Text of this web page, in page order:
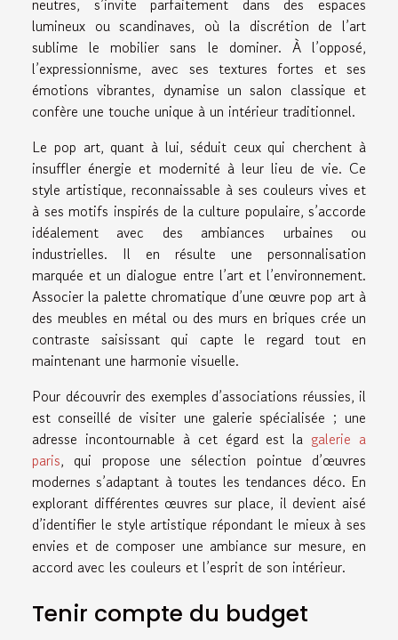
neutres, s’invite parfaitement dans des espaces
lumineux ou scandinaves, où la discrétion de l’art
sublime le mobilier sans le dominer. À l’opposé,
l’expressionnisme, avec ses textures fortes et ses
émotions vibrantes, dynamise un salon classique et
confère une touche unique à un intérieur traditionnel.
Le pop art, quant à lui, séduit ceux qui cherchent à
insuffler énergie et modernité à leur lieu de vie. Ce
style artistique, reconnaissable à ses couleurs vives et
à ses motifs inspirés de la culture populaire, s’accorde
idéalement avec des ambiances urbaines ou
industrielles. Il en résulte une personnalisation
marquée et un dialogue entre l’art et l’environnement.
Associer la palette chromatique d’une œuvre pop art à
des meubles en métal ou des murs en briques crée un
contraste saisissant qui capte le regard tout en
maintenant une harmonie visuelle.
Pour découvrir des exemples d’associations réussies, il
est conseillé de visiter une galerie spécialisée ; une
adresse incontournable à cet égard est la galerie a
paris, qui propose une sélection pointue d’œuvres
modernes s’adaptant à toutes les tendances déco. En
explorant différentes œuvres sur place, il devient aisé
d’identifier le style artistique répondant le mieux à ses
envies et de composer une ambiance sur mesure, en
accord avec les couleurs et l’esprit de son intérieur.
Tenir compte du budget